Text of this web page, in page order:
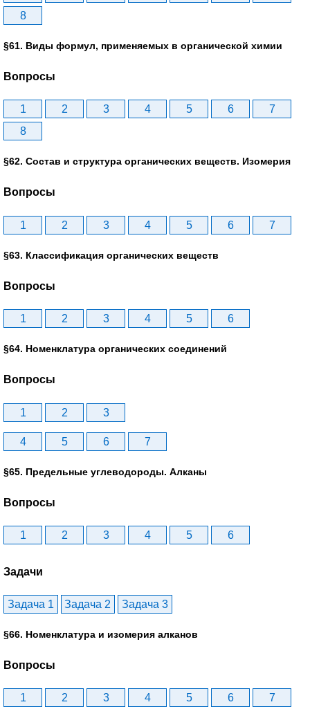
8
§61. Виды формул, применяемых в органической химии
Вопросы
1 2 3 4 5 6
7
8
§62. Состав и структура органических веществ. Изомерия
Вопросы
1 2 3 4 5 6 7
§63. Классификация органических веществ
Вопросы
1 2 3 4 5 6
§64. Номенклатура органических соединений
Вопросы
1 2 3
4 5 6 7
§65. Предельные углеводороды. Алканы
Вопросы
1 2 3 4 5 6
Задачи
Задача 1 Задача 2 Задача 3
§66. Номенклатура и изомерия алканов
Вопросы
1 2 3 4 5 6 7